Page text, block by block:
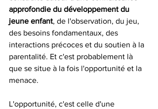
approfondie du développement du
jeune enfant, de l'observation, du jeu,
des besoins fondamentaux, des
interactions précoces et du soutien à la
parentalité. Et c'est probablement là
que se situe à la fois l'opportunité et la
menace.
L'opportunité, c'est celle d'une